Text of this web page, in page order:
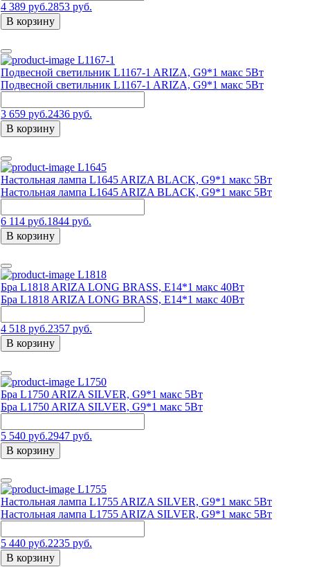
4 389 руб.2853 руб.
В корзину
L1167-1
Подвесной светильник L1167-1 ARIZA, G9*1 макс 5Вт
Подвесной светильник L1167-1 ARIZA, G9*1 макс 5Вт
3 659 руб.2436 руб.
В корзину
L1645
Настольная лампа L1645 ARIZA BLACK, G9*1 макс 5Вт
Настольная лампа L1645 ARIZA BLACK, G9*1 макс 5Вт
6 114 руб.1844 руб.
В корзину
L1818
Бра L1818 ARIZA LONG BRASS, Е14*1 макс 40Вт
Бра L1818 ARIZA LONG BRASS, Е14*1 макс 40Вт
4 518 руб.2357 руб.
В корзину
L1750
Бра L1750 ARIZA SILVER, G9*1 макс 5Вт
Бра L1750 ARIZA SILVER, G9*1 макс 5Вт
5 540 руб.2947 руб.
В корзину
L1755
Настольная лампа L1755 ARIZA SILVER, G9*1 макс 5Вт
Настольная лампа L1755 ARIZA SILVER, G9*1 макс 5Вт
5 440 руб.2235 руб.
В корзину